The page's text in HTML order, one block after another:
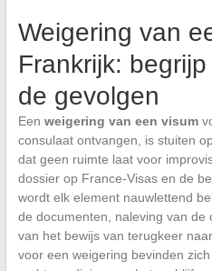
Weigering van
Frankrijk:
de gevolgen
Een weigering van een visum
consulaat ontvangen, is stuiten
dat geen ruimte laat voor
dossier op France-Visas en de
wordt elk element nauwlettend
de documenten, naleving van de
van het bewijs van terugkeer
voor een weigering bevinden